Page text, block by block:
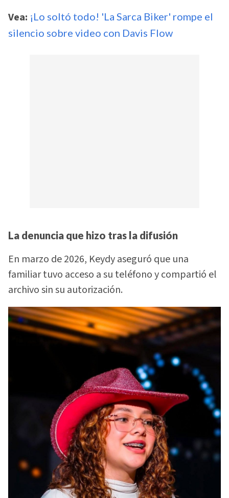
Vea: ¡Lo soltó todo! 'La Sarca Biker' rompe el
silencio sobre video con Davis Flow
La denuncia que hizo tras la difusión
En marzo de 2026, Keydy aseguró que una
familiar tuvo acceso a su teléfono y compartió el
archivo sin su autorización.